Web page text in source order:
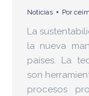
Noticias Porceim
La
la nueva
países. La
son
procesos